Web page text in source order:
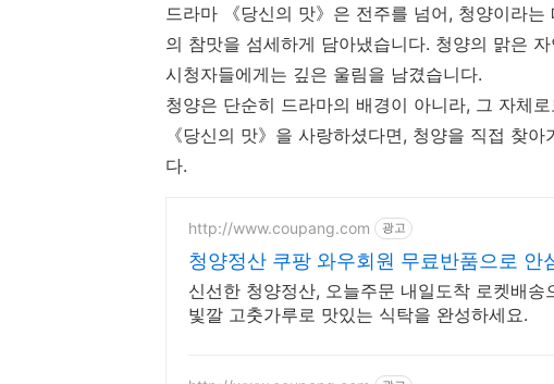
드라마 《당신의 맛》은 전주를 넘어, 청양이라
의 참맛을 섬세하게 담아냈습니다. 청양의 맑은
시청자들에게는 깊은 울림을 남겼습니다.
청양은 단순히 드라마의 배경이 아니라, 그 자체
《당신의 맛》을 사랑하셨다면, 청양을 직접 찾
다.
http://www.coupang.com 광고
청양정산 쿠팡 와우회원 무료반품으로 안
신선한 청양정산, 오늘주문 내일도착 로켓배
빛깔 고춧가루로 맛있는 식탁을 완성하세요.